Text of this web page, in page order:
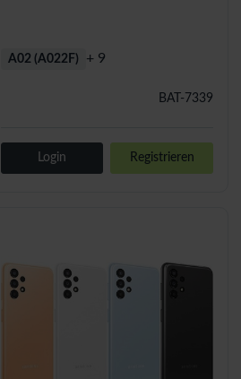
BAT-7339
A02 (A022F) + 9
Login Registrieren